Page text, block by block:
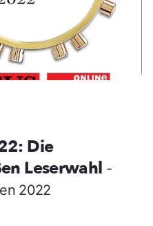
Die
Leserwahl -
2022